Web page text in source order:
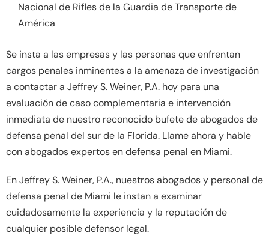
En Jeffrey S. Weiner, P.A., nuestros abogados y personal de
defensa penal de Miami le instan a examinar
cuidadosamente la experiencia y la reputación de
cualquier posible defensor legal.
Nacional de Rifles de la Guardia de Transporte de
América
Se insta a las empresas y las personas que enfrentan
cargos penales inminentes a la amenaza de investigación
a contactar a Jeffrey S. Weiner, P.A. hoy para una
evaluación de caso complementaria e intervención
inmediata de nuestro reconocido bufete de abogados de
defensa penal del sur de la Florida. Llame ahora y hable
con abogados expertos en defensa penal en Miami.